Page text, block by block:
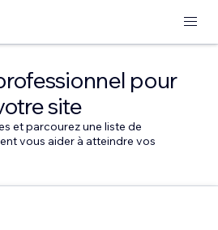
pour
site
et parcourez une liste de
vous aider à atteindre vos